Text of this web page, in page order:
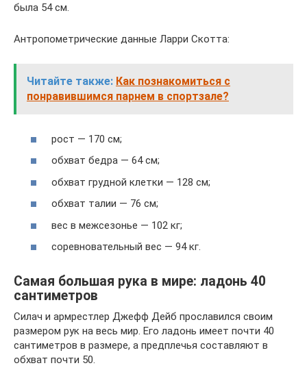
была 54 см.
Антропометрические данные Ларри Скотта:
Читайте также: Как познакомиться с
понравившимся парнем в спортзале?
рост — 170 см;
обхват бедра — 64 см;
обхват грудной клетки — 128 см;
обхват талии — 76 см;
вес в межсезонье — 102 кг;
соревновательный вес — 94 кг.
Самая большая рука в мире: ладонь 40
сантиметров
Силач и армрестлер Джефф Дейб прославился своим
размером рук на весь мир. Его ладонь имеет почти 40
сантиметров в размере, а предплечья составляют в
обхват почти 50.